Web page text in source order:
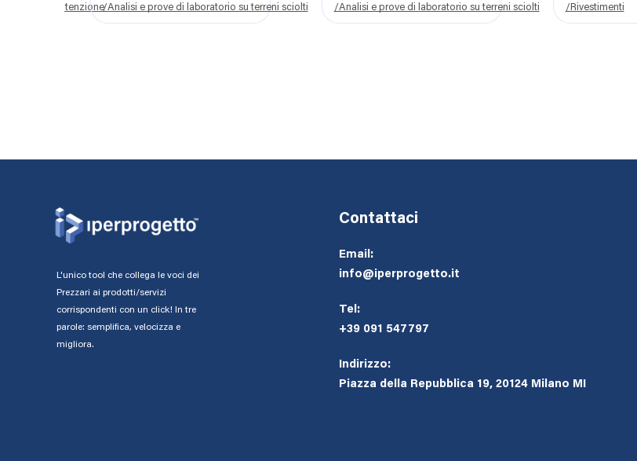
e manutenzione/Analisi e prove di laboratorio su terreni sciolti /Analisi e prove di laboratorio su terreni sciolti /Rivestimenti
L'unico tool che collega le voci dei
Prezzari ai prodotti/servizi
corrispondenti con un click! In tre
parole: semplifica, velocizza e
migliora.
Contattaci
Email:
info@iperprogetto.it
Tel:
+39 091 547797
Indirizzo:
Piazza della Repubblica 19, 20124 Milano MI